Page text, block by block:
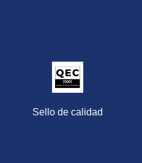
Sello de calidad